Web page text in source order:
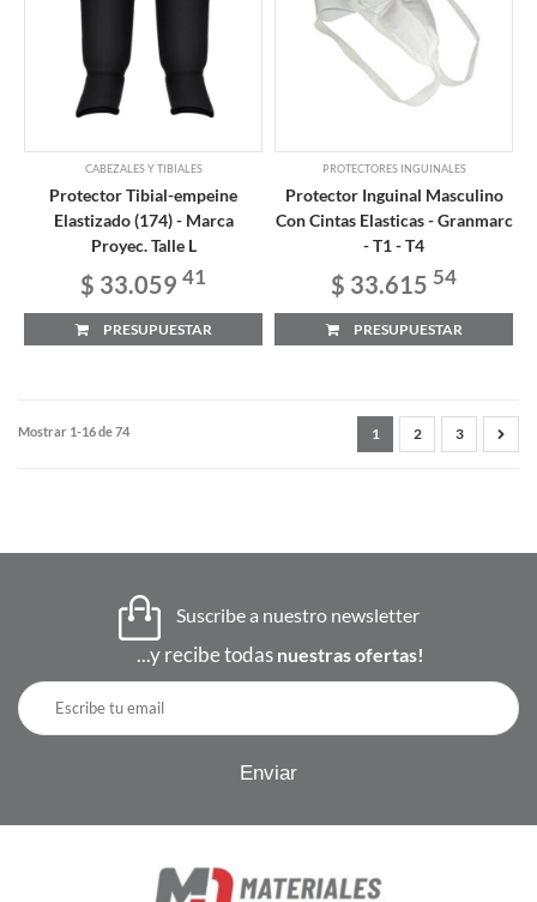
CABEZALES Y TIBIALES
Protector Tibial-empeine
Elastizado (174) - Marca
Proyec. Talle L
$ 33.059 41
PRESUPUESTAR
PROTECTORES INGUINALES
Protector Inguinal Masculino
Con Cintas Elasticas - Granmarc
- T1 - T4
$ 33.615 54
PRESUPUESTAR
Mostrar 1-16 de 74 1 2 3
Suscribe a nuestro newsletter
...y recibe todas nuestras ofertas!